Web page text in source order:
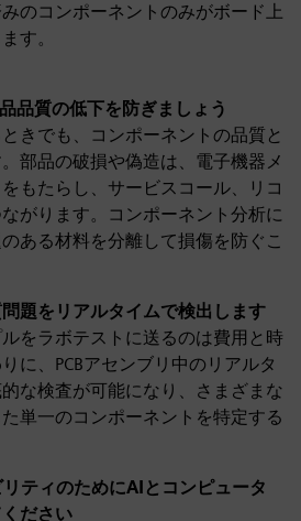
のコンポーネントのみがボード上
す。
品質の低下を防ぎましょう
きでも、コンポーネントの品質と
部品の破損や偽造は、電子機器メ
もたらし、サービスコール、リコ
がります。コンポーネント分析に
ある材料を分離して損傷を防ぐこ
題をリアルタイムで検出します
をラボテストに送るのは費用と時
に、PCBアセンブリ中のリアルタ
な検査が可能になり、さまざまな
単一のコンポーネントを特定する
ティのためにAIとコンピュータ
ださい